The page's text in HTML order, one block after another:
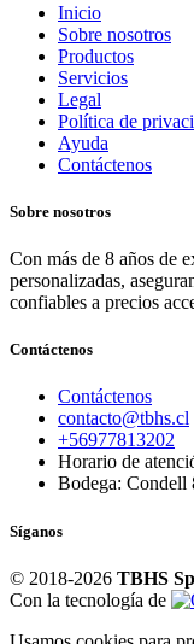
Inicio
Sobre nosotros
Productos
Servicios
Legal
Política de
Ayuda
Contáctenos
Sobre nosotros
Con más de 8 años de
personalizadas,
confiables a precios
Contáctenos
Contáctenos
contacto@tbhs.cl
+56977813202
Horario de
Bodega: Condell
Síganos
© 2018-2026 TBHS
Con la tecnología de